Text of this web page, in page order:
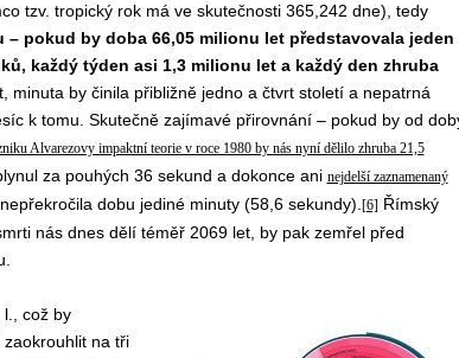
tzv. tropický rok má ve skutečnosti 365,242 dne), tedy
– pokud by doba 66,05 milionu let představovala jeden
každý týden asi 1,3 milionu let a každý den zhruba
minuta by činila přibližně jedno a čtvrt století a nepatrná
k tomu. Skutečně zajímavé přirovnání – pokud by od
Alvarezovy impaktní teorie v roce 1980 by nás nyní dělilo zhruba 21,5
za pouhých 36 sekund a dokonce ani nejdelší zaznamenaný
dobu jediné minuty (58,6 sekundy). [6]Římský
nás dnes dělí téměř 2069 let, by pak zemřel před
což by
na tři